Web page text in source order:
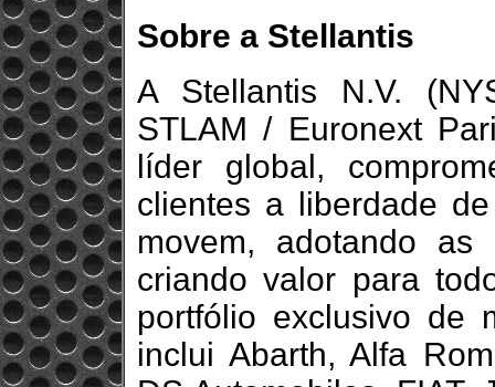
Sobre a Stellantis
A Stellantis N.V.
STLAM / Euronext
líder global,
clientes a liberdade
movem, adotando
criando valor para
portfólio exclusivo de
inclui Abarth, Alfa